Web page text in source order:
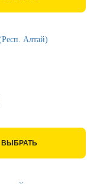
ВЫБРАТЬ